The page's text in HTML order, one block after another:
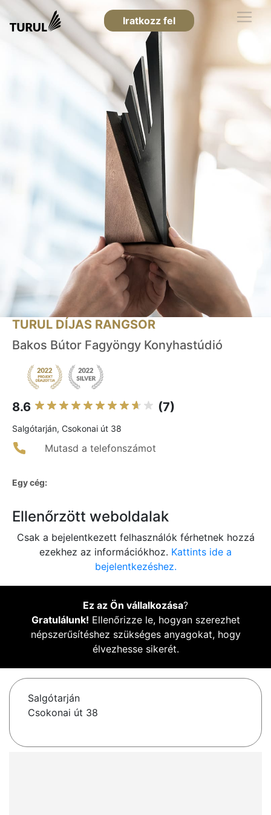
Iratkozz fel
TURUL DÍJAS RANGSOR
Bakos Bútor Fagyöngy Konyhastúdió
8.6 (7)
Salgótarján, Csokonai út 38
Mutasd a telefonszámot
Egy cég:
Ellenőrzött weboldalak
Csak a bejelentkezett felhasználók férhetnek hozzá
ezekhez az információkhoz. Kattints ide a
bejelentkezéshez.
Ez az Ön vállalkozása?
Gratulálunk! Ellenőrizze le, hogyan szerezhet
népszerűsítéshez szükséges anyagokat, hogy
élvezhesse sikerét.
Salgótarján
Csokonai út 38